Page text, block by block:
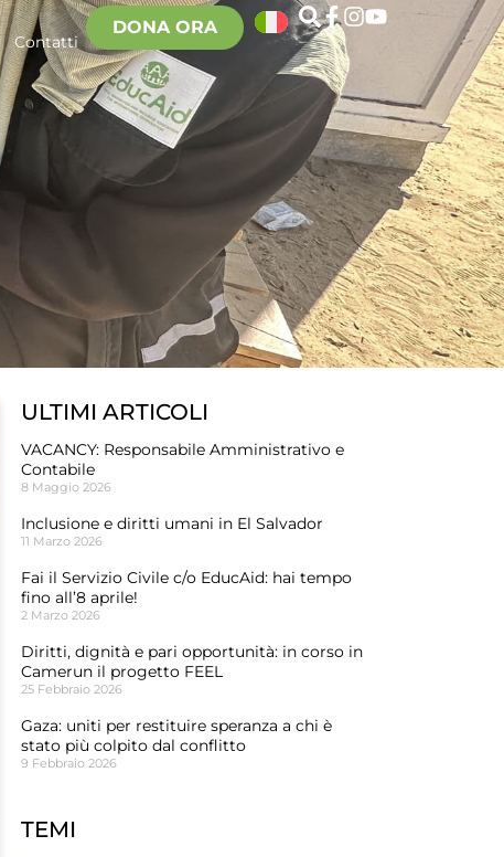
Contatti
DONA ORA
ULTIMI ARTICOLI
VACANCY: Responsabile Amministrativo e
Contabile
8 Maggio 2026
Inclusione e diritti umani in El Salvador
11 Marzo 2026
Fai il Servizio Civile c/o EducAid: hai tempo
fino all’8 aprile!
2 Marzo 2026
Diritti, dignità e pari opportunità: in corso in
Camerun il progetto FEEL
25 Febbraio 2026
Gaza: uniti per restituire speranza a chi è
stato più colpito dal conflitto
9 Febbraio 2026
TEMI